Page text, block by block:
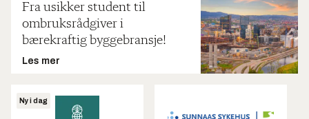
Fra usikker student til
ombruksrådgiver i
bærekraftig byggebransje!
Les mer
Ny i dag